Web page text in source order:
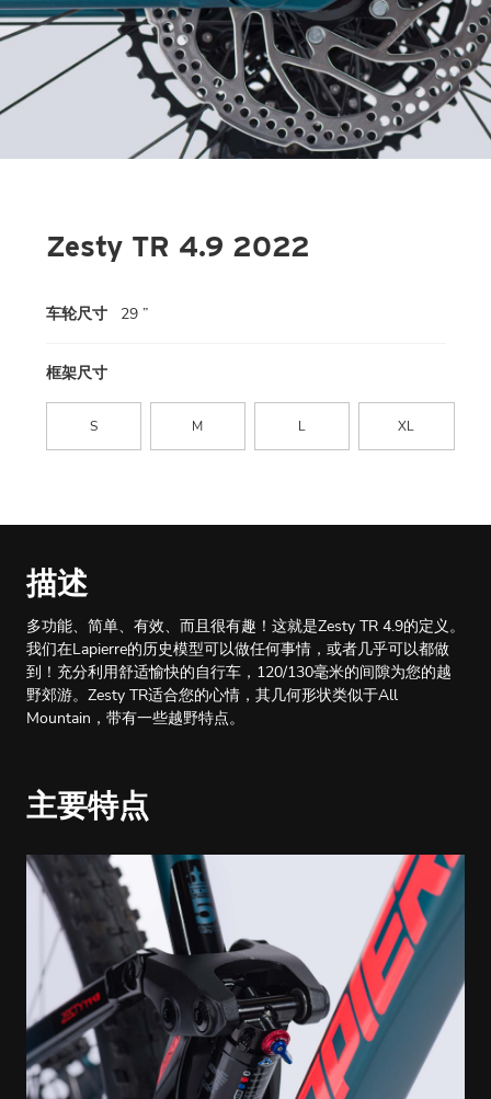
Zesty TR 4.9 2022
车轮尺寸 29 ”
框架尺寸
S M L XL
描述
多功能、简单、有效、而且很有趣！这就是Zesty TR 4.9的定义。
我们在Lapierre的历史模型可以做任何事情，或者几乎可以都做
到！充分利用舒适愉快的自行车，120/130毫米的间隙为您的越
野郊游。Zesty TR适合您的心情，其几何形状类似于All
Mountain，带有一些越野特点。
主要特点